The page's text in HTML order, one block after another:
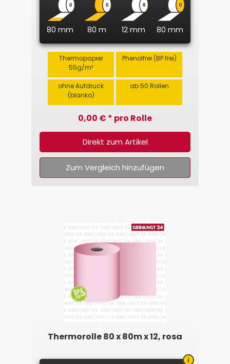
80 mm 80 m 12 mm 80 mm
Thermopapier
55g/m²
Phenolfrei (BP frei)
ohne Aufdruck
(blanko)
ab 50 Rollen
0,00 € * pro Rolle
Direkt zum Artikel
Zum Vergleich hinzufügen
Thermorolle 80 x 80m x 12, rosa